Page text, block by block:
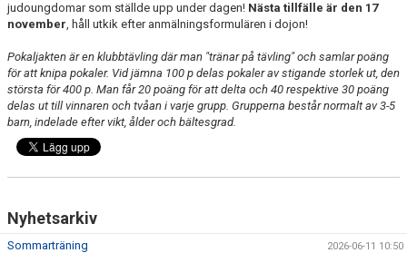
OM KLUBBEN
MEDLEMSINFO
SHOP
DOKUMENT
judoungdomar som ställde upp under dagen! Nästa tillfälle är den 17
november, håll utkik efter anmälningsformulären i dojon!
Pokaljakten är en klubbtävling där man "tränar på tävling" och samlar poäng
för att knipa pokaler. Vid jämna 100 p delas pokaler av stigande storlek ut, den
största för 400 p. Man får 20 poäng för att delta och 40 respektive 30 poäng
delas ut till vinnaren och tvåan i varje grupp. Grupperna består normalt av 3-5
barn, indelade efter vikt, ålder och bältesgrad.
Nyhetsarkiv
Sommarträning 2026-06-11 10:50